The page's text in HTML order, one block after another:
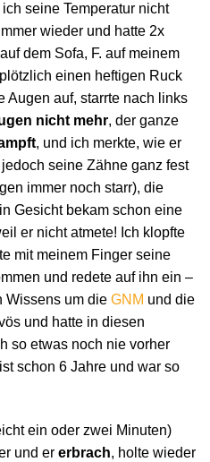
seine Temperatur nicht
wieder und hatte 2x
dem Sofa, F. auf meinem
einen heftigen Ruck
Augen auf, starrte nach links
nicht mehr, der ganze
, und ich merkte, wie er
seine Zähne ganz fest
immer noch starr), die
Gesicht bekam schon eine
er nicht atmete! Ich klopfte
mit meinem Finger seine
und redete auf ihn ein –
Wissens um die GNM und die
und hatte in diesen
so etwas noch nie vorher
schon 6 Jahre und war so
ein oder zwei Minuten)
und er erbrach, holte wieder